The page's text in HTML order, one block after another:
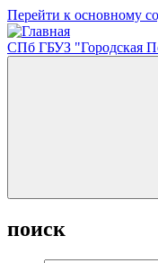
Перейти к основному
СПб ГБУЗ "Городская
поиск